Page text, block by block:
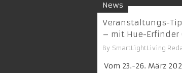
News
Veranstaltungs-
– mit Hue-Erfinder
By SmartLightLiving
Vom 23.-26. März